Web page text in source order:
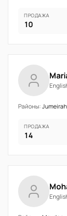
ПРОДАЖА
10
Районы:
ПРОДАЖА
14